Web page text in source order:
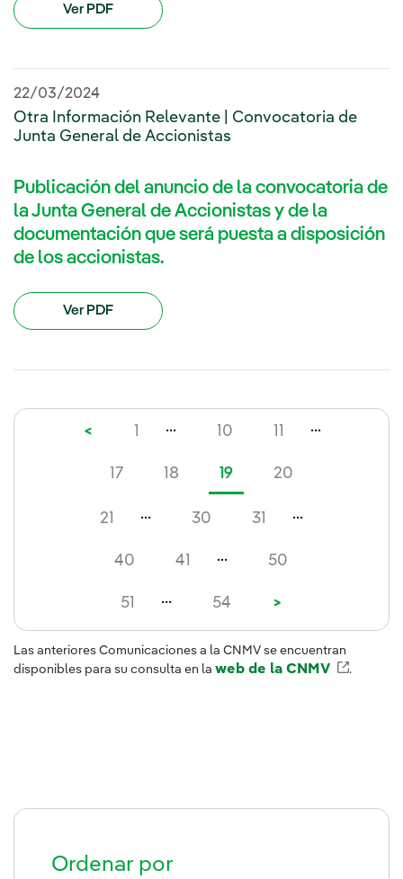
Ordenar por
Ver PDF
22/03/2024
Otra Información Relevante | Convocatoria de
Junta General de Accionistas
Publicación del anuncio de la convocatoria de
la Junta General de Accionistas y de la
documentación que será puesta a disposición
de los accionistas.
Ver PDF
< 1 ... 10 11 ...
17 18 19 20
21 ... 30 31 ...
40 41 ... 50
51 ... 54 >
Las anteriores Comunicaciones a la CNMV se encuentran
disponibles para su consulta en la web de la CNMV Enlace
.